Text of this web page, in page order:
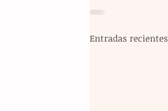
Entradas recientes